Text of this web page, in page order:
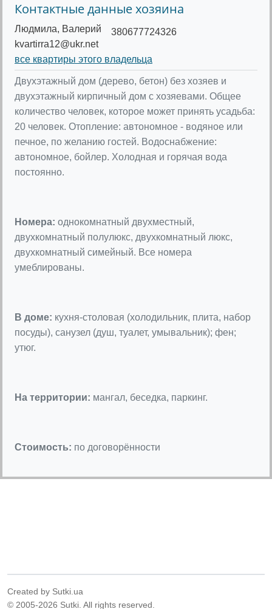
Контактные данные хозяина
Людмила, Валерий
kvartirra12@ukr.net
380677724326
все квартиры этого владельца
Двухэтажный дом (дерево, бетон) без хозяев и
двухэтажный кирпичный дом с хозяевами. Общее
количество человек, которое может принять усадьба:
20 человек. Отопление: автономное - водяное или
печное, по желанию гостей. Водоснабжение:
автономное, бойлер. Холодная и горячая вода
постоянно.
Номера: однокомнатный двухместный,
двухкомнатный полулюкс, двухкомнатный люкс,
двухкомнатный симейный. Все номера
умеблированы.
В доме: кухня-столовая (холодильник, плита, набор
посуды), санузел (душ, туалет, умывальник); фен;
утюг.
На территории: мангал, беседка, паркинг.
Стоимость: по договорённости
Created by Sutki.ua
© 2005-2026 Sutki. All rights reserved.